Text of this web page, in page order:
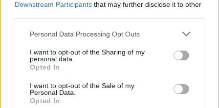
Downstream Participants that may further disclose it to other
Please note that this website/app uses one or more Google
not limited to your visit or usage behaviour. You may click to
grant or deny consent to Google and its third-party tags to
use your data for below specified purposes in below Google
consent section.
Personal Data Processing Opt Outs
I want to opt-out of the Sharing of my
personal data.
Opted In
I want to opt-out of the Sale of my
Personal Data.
Opted In
TEMI: Visite La Maddalena Visite Olbia
Notizie in tempo reale?
Entra nel canale telegram di
GalluraOggi.it